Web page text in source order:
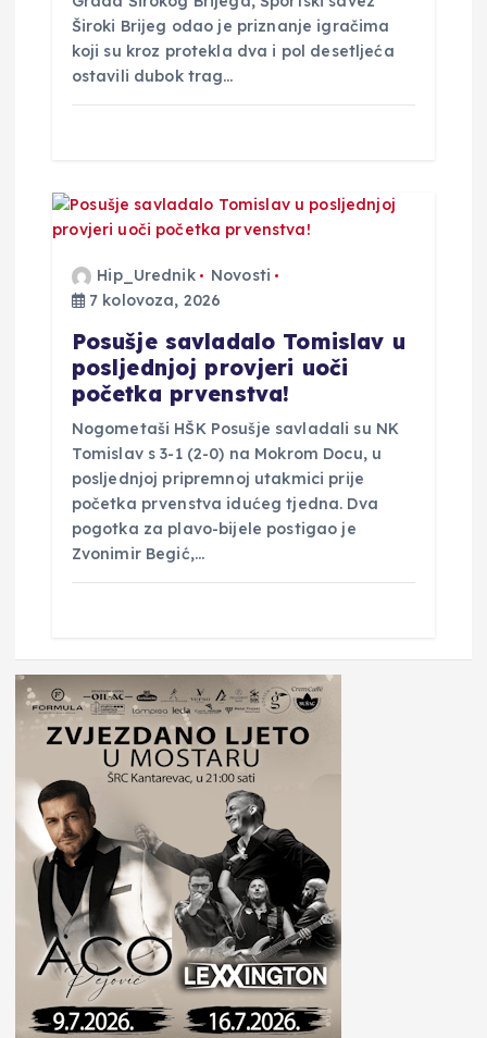
Široki Brijeg odao je priznanje igračima
koji su kroz protekla dva i pol desetljeća
ostavili dubok trag…
Hip_Urednik
Novosti
7 kolovoza, 2026
Posušje savladalo Tomislav u
posljednjoj provjeri uoči
početka prvenstva!
Nogometaši HŠK Posušje savladali su NK
Tomislav s 3-1 (2-0) na Mokrom Docu, u
posljednjoj pripremnoj utakmici prije
početka prvenstva idućeg tjedna. Dva
pogotka za plavo-bijele postigao je
Zvonimir Begić,…